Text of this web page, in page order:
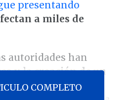
presentando
a miles de
autoridades han
y lacreación de un
, algunos
COMPLETO